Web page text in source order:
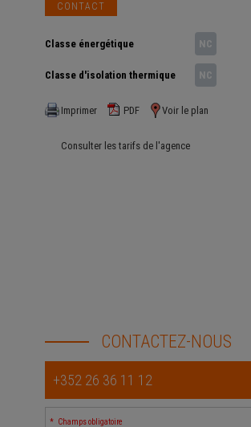
CONTACT
Classe énergétique NC
Classe d'isolation thermique NC
Imprimer PDF Voir le plan
Consulter les tarifs de l'agence
CONTACTEZ-NOUS
+352 26 36 11 12
Champs obligatoire